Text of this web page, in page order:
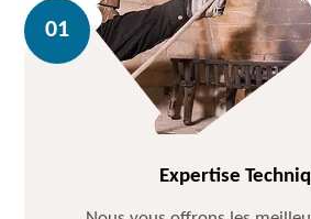
Expertise